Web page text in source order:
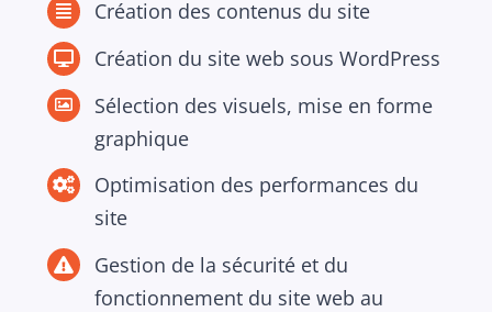
Création des contenus du site
Création du site web sous WordPress
Sélection des visuels, mise en forme
graphique
Optimisation des performances du
site
Gestion de la sécurité et du
fonctionnement du site web au